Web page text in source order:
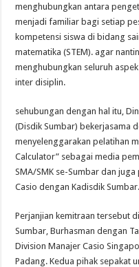
menghubungkan antara
menjadi familiar bagi setiap
kompetensi siswa di bidang
matematika (STEM). agar
menghubungkan seluruh
inter disiplin.
sehubungan dengan hal itu,
(Disdik Sumbar) bekerjasama
menyelenggarakan pelatihan
Calculator” sebagai media
SMA/SMK se-Sumbar dan
Casio dengan Kadisdik Sumbar.
Perjanjian kemitraan tersebut
Sumbar, Burhasman dengan
Division Manajer Casio
Padang. Kedua pihak sepakat